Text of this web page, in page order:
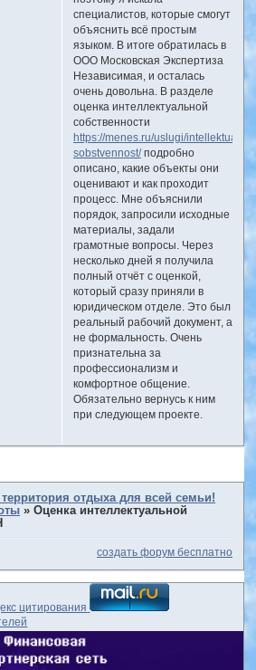
специалистов, которые смогут
объяснить всё простым
языком. В итоге обратилась в
ООО Московская Экспертиза
Независимая, и осталась
очень довольна. В разделе
оценка интеллектуальной
собственности
https://menes.ru/uslugi/
sobstvennost/подробно
описано, какие объекты они
оценивают и как проходит
процесс. Мне объяснили
порядок, запросили исходные
материалы, задали
грамотные вопросы. Через
несколько дней я получила
полный отчёт с оценкой,
который сразу приняли в
юридическом отделе. Это был
реальный рабочий документ, а
не формальность. Очень
признательна за
профессионализм и
комфортное общение.
Обязательно вернусь к ним
при следующем проекте.
отдыха для всей семьи!
»Оценка интеллектуальной
создать форум бесплатно